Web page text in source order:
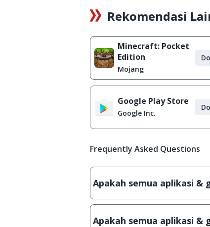
Rekomendasi
Minecraft: Pocket
Edition
Mojang
Google Play Store
Google Inc.
Frequently Asked Questions
Apakah semua aplikasi &
Ya, JalanTikus hanya
Apakah semua aplikasi &